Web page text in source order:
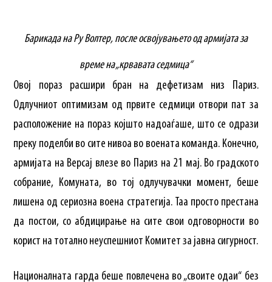
Барикада на Ру Волтер, после освојувањето од армијата за
време на „крвавата седмица“
Овој пораз расшири бран на дефетизам низ Париз.
Одлучниот оптимизам од првите седмици отвори пат за
расположение на пораз којшто надоаѓаше, што се одрази
преку поделби во сите нивоа во воената команда. Конечно,
армијата на Версај влезе во Париз на 21 мај. Во градското
собрание, Комуната, во тој одлучувачки момент, беше
лишена од сериозна воена стратегија. Таа просто престана
да постои, со абдицирање на сите свои одговорности во
корист на тотално неуспешниот Комитет за јавна сигурност.
Националната гарда беше повлечена во „своите одаи“ без